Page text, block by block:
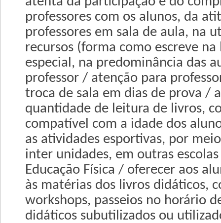
professores com os alunos, da
professores em sala de aula, na
recursos (forma como escreve na
especial, na predominância das
professor / atenção para
troca de sala em dias de prova /
quantidade de leitura de livros,
compatível com a idade dos
as atividades esportivas, por
inter unidades, em outras
Educação Física / oferecer aos
às matérias dos livros didáticos,
workshops, passeios no horário
didáticos subutilizados ou